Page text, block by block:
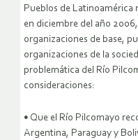
Pueblos de Latinoamérica
en diciembre del año 2006,
organizaciones de base,
organizaciones de la
problemática del Río
consideraciones:
• Que el Río Pilcomayo
Argentina, Paraguay y